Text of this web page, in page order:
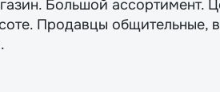
Большой ассортимент.
Продавцы общительные,